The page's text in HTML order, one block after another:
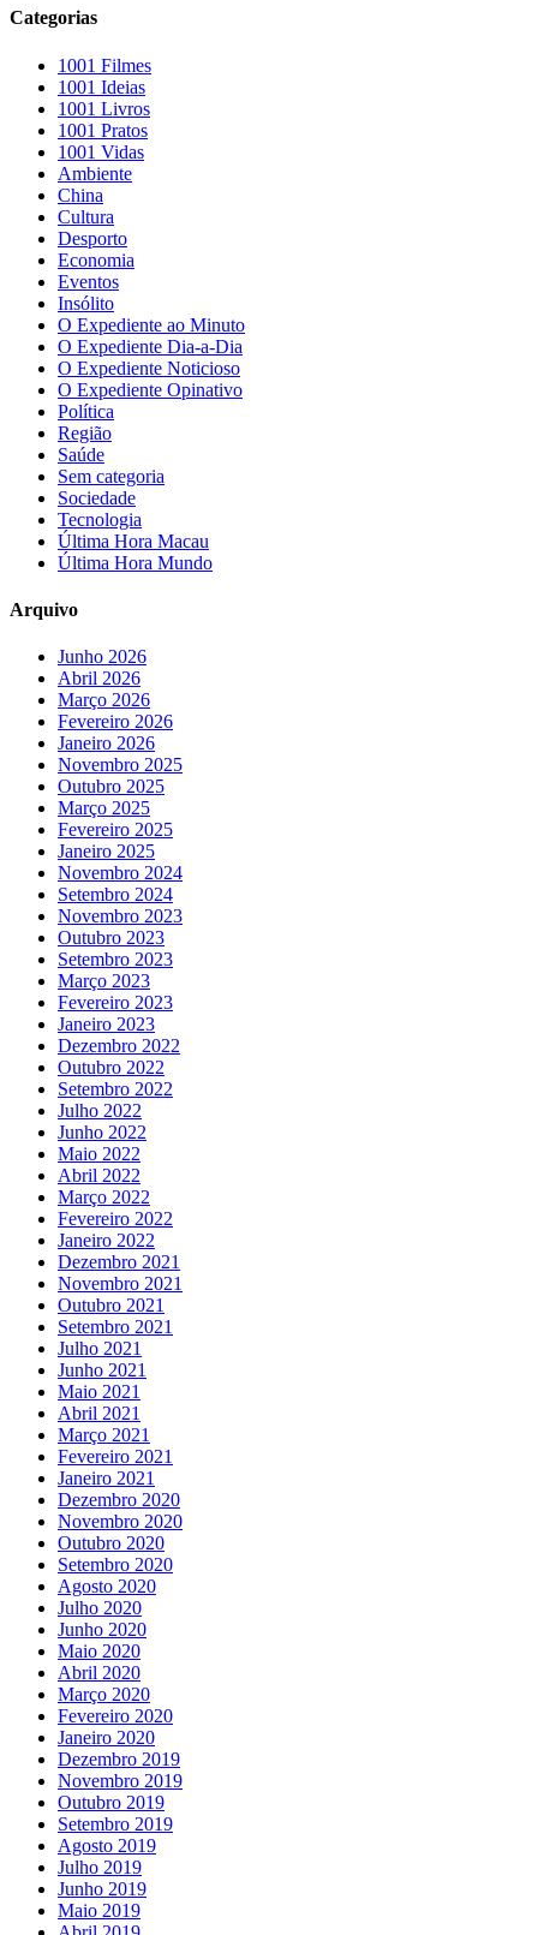
Categorias
1001 Filmes
1001 Ideias
1001 Livros
1001 Pratos
1001 Vidas
Ambiente
China
Cultura
Desporto
Economia
Eventos
Insólito
O Expediente ao Minuto
O Expediente Dia-a-Dia
O Expediente Noticioso
O Expediente Opinativo
Política
Região
Saúde
Sem categoria
Sociedade
Tecnologia
Última Hora Macau
Última Hora Mundo
Arquivo
Junho 2026
Abril 2026
Março 2026
Fevereiro 2026
Janeiro 2026
Novembro 2025
Outubro 2025
Março 2025
Fevereiro 2025
Janeiro 2025
Novembro 2024
Setembro 2024
Novembro 2023
Outubro 2023
Setembro 2023
Março 2023
Fevereiro 2023
Janeiro 2023
Dezembro 2022
Outubro 2022
Setembro 2022
Julho 2022
Junho 2022
Maio 2022
Abril 2022
Março 2022
Fevereiro 2022
Janeiro 2022
Dezembro 2021
Novembro 2021
Outubro 2021
Setembro 2021
Julho 2021
Junho 2021
Maio 2021
Abril 2021
Março 2021
Fevereiro 2021
Janeiro 2021
Dezembro 2020
Novembro 2020
Outubro 2020
Setembro 2020
Agosto 2020
Julho 2020
Junho 2020
Maio 2020
Abril 2020
Março 2020
Fevereiro 2020
Janeiro 2020
Dezembro 2019
Novembro 2019
Outubro 2019
Setembro 2019
Agosto 2019
Julho 2019
Junho 2019
Maio 2019